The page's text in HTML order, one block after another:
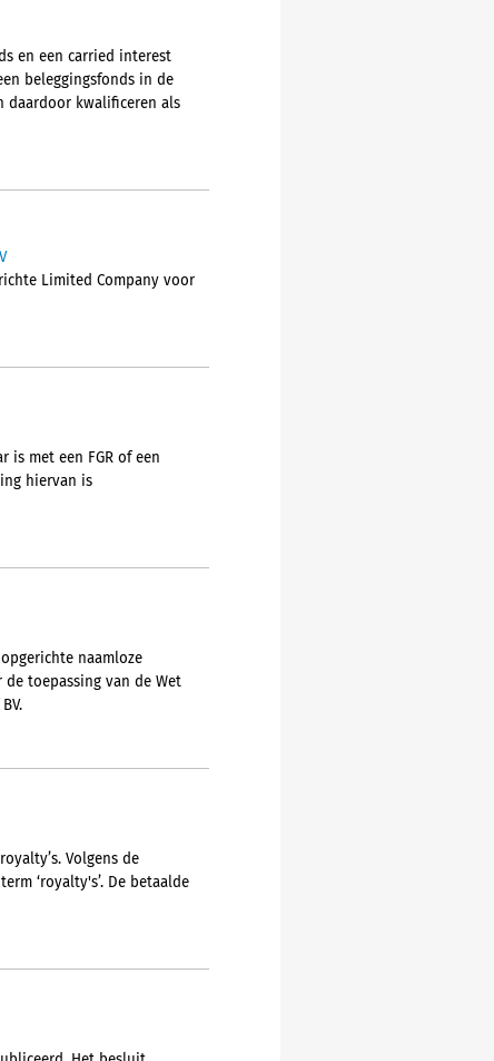
en een carried interest
beleggingsfonds in de
daardoor kwalificeren als
Limited Company voor
is met een FGR of een
hiervan is
naamloze
de toepassing van de Wet
Volgens de
‘royalty's’. De betaalde